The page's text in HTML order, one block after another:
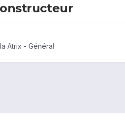
Atrix - Général